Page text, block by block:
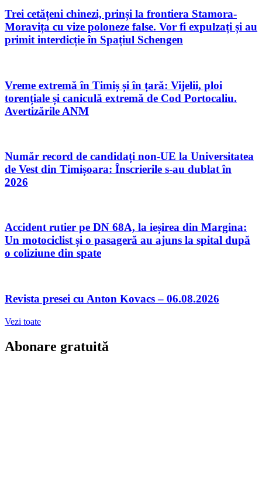
Trei cetățeni chinezi, prinși la frontiera Stamora-
Moravița cu vize poloneze false. Vor fi expulzați și au
primit interdicție în Spațiul Schengen
Vreme extremă în Timiș și în țară: Vijelii, ploi
torențiale și caniculă extremă de Cod Portocaliu.
Avertizările ANM
Număr record de candidați non-UE la Universitatea
de Vest din Timișoara: Înscrierile s-au dublat în
2026
Accident rutier pe DN 68A, la ieșirea din Margina:
Un motociclist și o pasageră au ajuns la spital după
o coliziune din spate
Revista presei cu Anton Kovacs – 06.08.2026
Vezi toate
Abonare gratuită